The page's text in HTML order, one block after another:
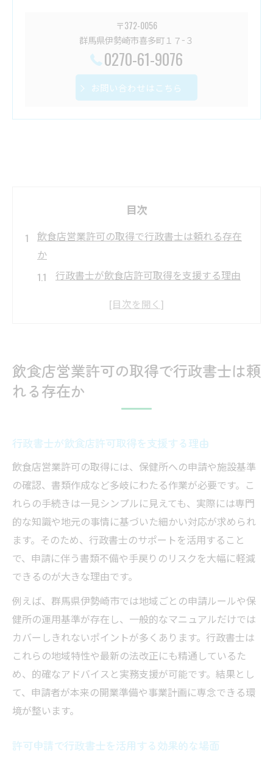
〒372-0056
群馬県伊勢崎市喜多町１７−３
0270-61-9076
お問い合わせはこちら
目次
飲食店営業許可の取得で行政書士は頼れる存在
か
行政書士が飲食店許可取得を支援する理由
飲食店許可の流れと行政書士の役割を解説
行政書士による書類作成がもたらすメリッ
伊勢崎市で行政書士に依頼する実務的利点
行政書士が担う申請書類の整備と提出の流
れ
行政書士依頼で手戻りや不備を未然に防ぐ
方法
行政書士が申請時の保健所対応を代行する
許可が必要なケースと行政書士依頼のメリット
営業許可が必要となる飲食店の具体例と行
政書士
行政書士が明確にする許可要否と手続きポ
イント
行政書士に依頼することで得られる専門的
許認可申請で行政書士がトラブル回避に貢
飲食店営業許可の取得で行政書士は頼
れる存在か
行政書士が飲食店許可取得を支援する理由
飲食店営業許可の取得には、保健所への申請や施設基準
の確認、書類作成など多岐にわたる作業が必要です。こ
れらの手続きは一見シンプルに見えても、実際には専門
的な知識や地元の事情に基づいた細かい対応が求められ
ます。そのため、行政書士のサポートを活用すること
で、申請に伴う書類不備や手戻りのリスクを大幅に軽減
できるのが大きな理由です。
例えば、群馬県伊勢崎市では地域ごとの申請ルールや保
健所の運用基準が存在し、一般的なマニュアルだけでは
カバーしきれないポイントが多くあります。行政書士は
これらの地域特性や最新の法改正にも精通しているた
め、的確なアドバイスと実務支援が可能です。結果とし
て、申請者が本来の開業準備や事業計画に専念できる環
境が整います。
許可申請で行政書士を活用する効果的な場面